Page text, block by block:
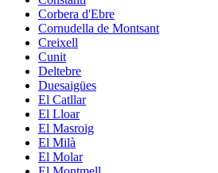
Corbera d'Ebre
Cornudella de Montsant
Creixell
Cunit
Deltebre
Duesaigües
El Catllar
El Lloar
El Masroig
El Milà
El Molar